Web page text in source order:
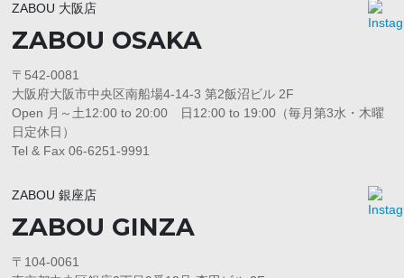
ZABOU 大阪店
ZABOU OSAKA
〒542-0081
大阪府大阪市中央区南船場4-14-3 第2飯沼ビル 2F
Open 月～土12:00 to 20:00 日12:00 to 19:00（毎月第3水・木曜
日定休日）
Tel & Fax 06-6251-9991
ZABOU 銀座店
ZABOU GINZA
〒104-0061